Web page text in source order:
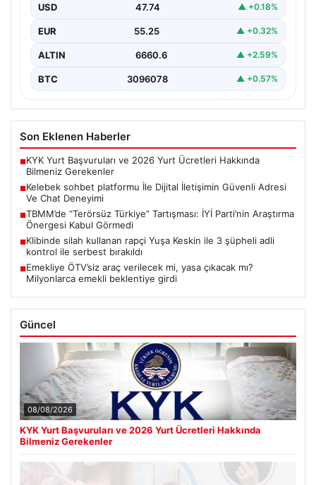
İnternet çağında insanların güvenli bir biçimde bağlantı
USD 47.74 ▲ +0.18%
EUR 55.25 ▲ +0.32%
ALTIN 6660.6 ▲ +2.59%
BTC 3096078 ▲ +0.57%
Son Eklenen Haberler
■KYK Yurt Başvuruları ve 2026 Yurt Ücretleri Hakkında
Bilmeniz Gerekenler
■Kelebek sohbet platformu İle Dijital İletişimin Güvenli Adresi
Ve Chat Deneyimi
■TBMM’de “Terörsüz Türkiye” Tartışması: İYİ Parti’nin Araştırma
Önergesi Kabul Görmedi
■Klibinde silah kullanan rapçi Yuşa Keskin ile 3 şüpheli adli
kontrol ile serbest bırakıldı
■Emekliye ÖTV’siz araç verilecek mi, yasa çıkacak mı?
Milyonlarca emekli beklentiye girdi
Güncel
08/08/2026
KYK Yurt Başvuruları ve 2026 Yurt Ücretleri Hakkında
Bilmeniz Gerekenler